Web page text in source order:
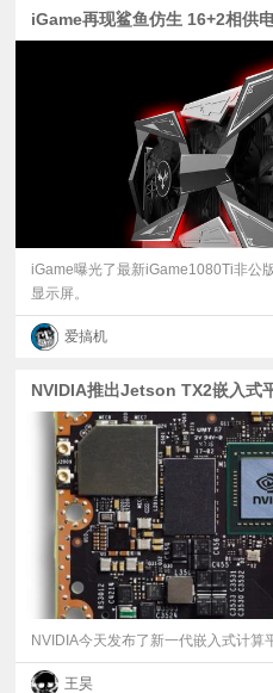
iGame再现鲨鱼仿生 16+2相供
iGame曝光了最新iGame1080Ti非公
显示屏。
爱搞机
NVIDIA推出Jetson TX2嵌入式
NVIDIA今天发布了新一代嵌入式计算
王昊